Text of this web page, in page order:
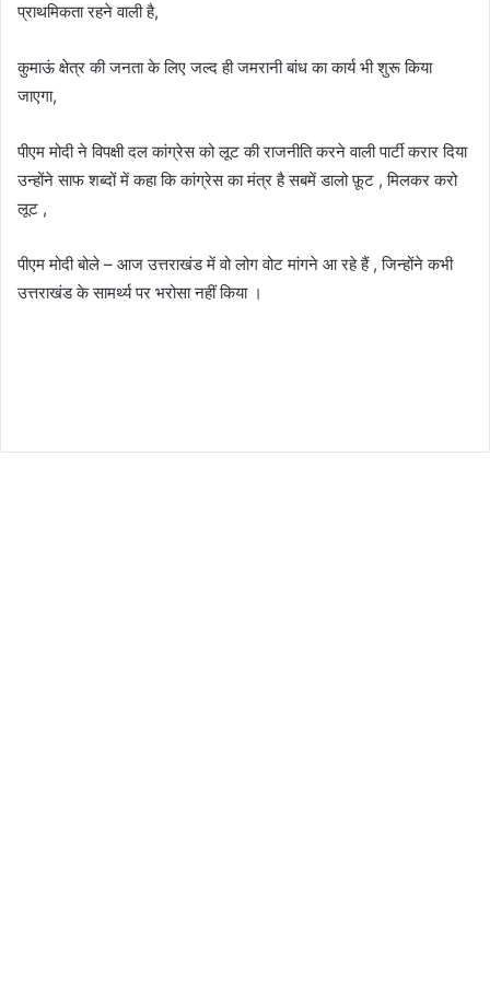
प्राथमिकता रहने वाली है,
कुमाऊं क्षेत्र की जनता के लिए जल्द ही जमरानी बांध का कार्य भी शुरू किया
जाएगा,
पीएम मोदी ने विपक्षी दल कांग्रेस को लूट की राजनीति करने वाली पार्टी करार दिया
उन्होंने साफ शब्दों में कहा कि कांग्रेस का मंत्र है सबमें डालो फ़ूट , मिलकर करो
लूट ,
पीएम मोदी बोले – आज उत्तराखंड में वो लोग वोट मांगने आ रहे हैं , जिन्होंने कभी
उत्तराखंड के सामर्थ्य पर भरोसा नहीं किया ।